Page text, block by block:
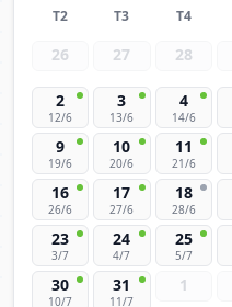
T2 T3 T4
26 27 28
2
12/6
3
13/6
4
14/6
9
19/6
10
20/6
11
21/6
16
26/6
17
27/6
18
28/6
23
3/7
24
4/7
25
5/7
30
10/7
31
11/7
1